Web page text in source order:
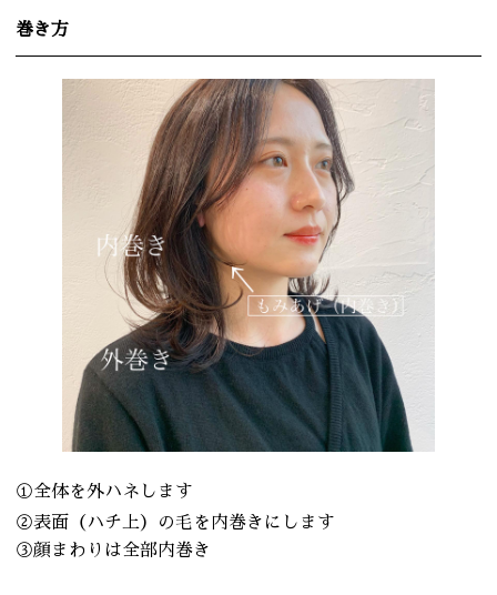
巻き方
①全体を外ハネします
②表面（ハチ上）の毛を内巻きにします
③顔まわりは全部内巻き